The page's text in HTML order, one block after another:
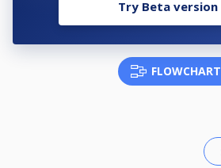
Try Beta version
FLOWCHART